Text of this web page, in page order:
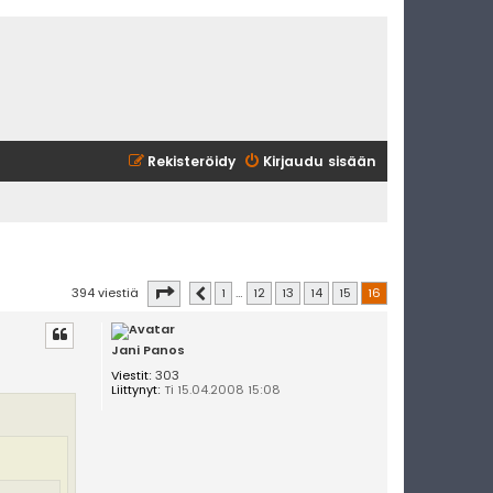
Kirjaudu sisään
Rekisteröidy
394 viestiä Sivu16 /16
Edellinen
1 … 12 13 14 15 16
Jani Panos
Viestit: 303
Liittynyt: Ti 15.04.2008 15:08